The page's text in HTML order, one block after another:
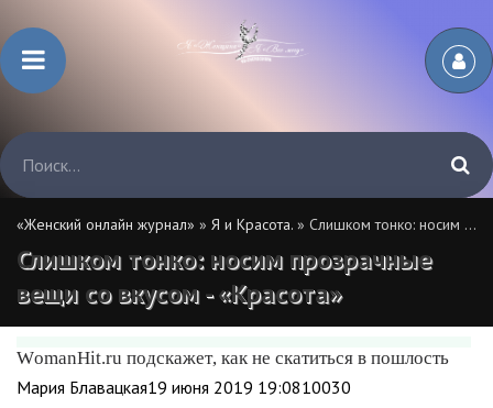
«Женский онлайн журнал» » Я и Красота. » Слишком тонко: носим прозрачные вещи со вкусом - «Красота»
Слишком тонко: носим прозрачные
вещи со вкусом - «Красота»
WomanHit.ru подскажет, как не скатиться в пошлость
Мария Блавацкая19 июня 2019 19:0810030